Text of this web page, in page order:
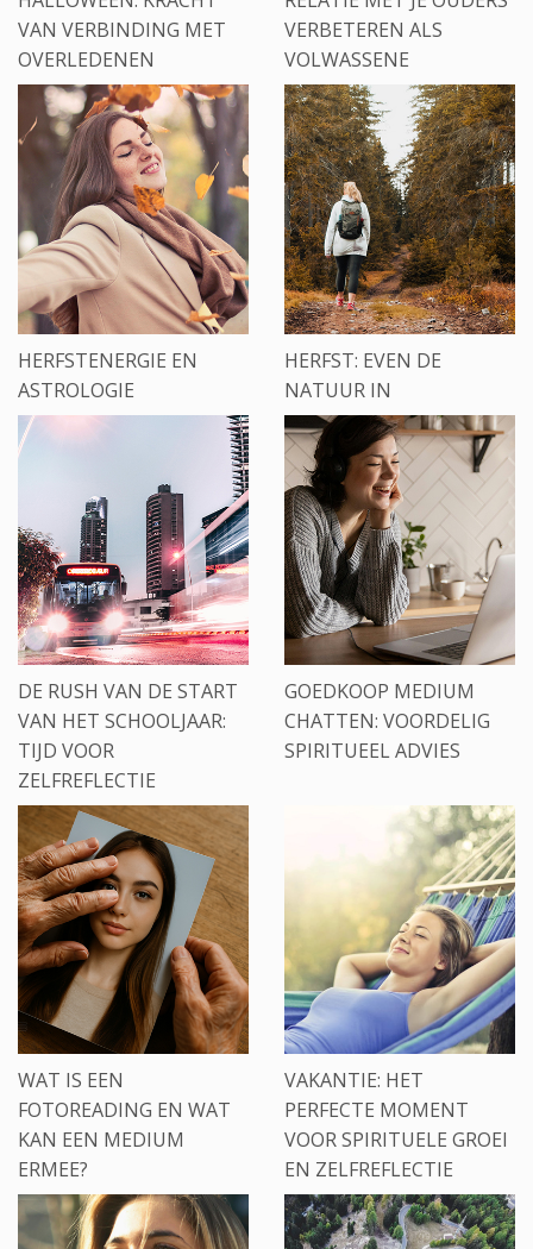
VAN VERBINDING MET
OVERLEDENEN
VERBETEREN ALS
VOLWASSENE
HERFSTENERGIE EN
ASTROLOGIE
HERFST: EVEN DE
NATUUR IN
DE RUSH VAN DE START
VAN HET SCHOOLJAAR:
TIJD VOOR
ZELFREFLECTIE
GOEDKOOP MEDIUM
CHATTEN: VOORDELIG
SPIRITUEEL ADVIES
WAT IS EEN
FOTOREADING EN WAT
KAN EEN MEDIUM
ERMEE?
VAKANTIE: HET
PERFECTE MOMENT
VOOR SPIRITUELE GROEI
EN ZELFREFLECTIE